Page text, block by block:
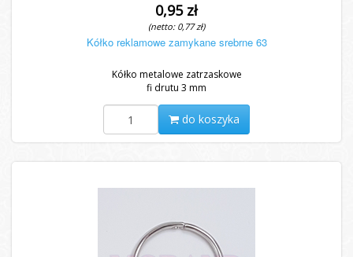
0,95 zł
(netto: 0,77 zł)
Kółko reklamowe zamykane srebrne 63
Kółko metalowe zatrzaskowe
fi drutu 3 mm
do koszyka